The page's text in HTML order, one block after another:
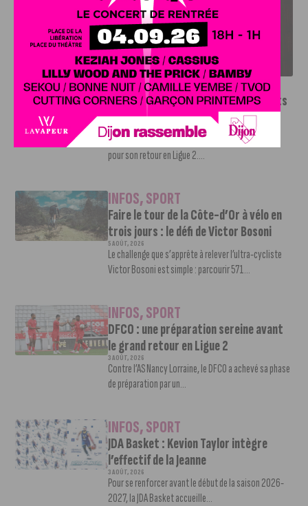
LE DFCO DÉVOILE SES NOUVEAUX MAILLOTS POUR LA
SAISON 2026-2027
INFOS,SPORT
Le DFCO dévoile ses nouveaux maillots
pour la saison 2026-2027
6 AOÛT, 2026
Le club dijonnais a présenté ses nouveaux maillots
pour son retour en Ligue 2....
INFOS,SPORT
Faire le tour de la Côte-d’Or à vélo en
trois jours : le défi de Victor Bosoni
5 AOÛT, 2026
Le challenge que s’apprête à relever l’ultra-cycliste
Victor Bosoni est simple : parcourir 571...
INFOS,SPORT
DFCO : une préparation sereine avant
le grand retour en Ligue 2
3 AOÛT, 2026
Contre l’AS Nancy Lorraine, le DFCO a achevé sa phase
de préparation par un...
INFOS,SPORT
JDA Basket : Kevion Taylor intègre
l’effectif de la Jeanne
3 AOÛT, 2026
Pour se renforcer avant le début de la saison 2026-
2027, la JDA Basket accueille...